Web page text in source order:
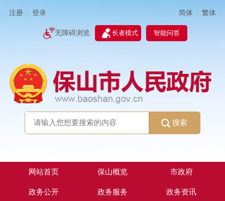
注册 登录 简体 | 繁体
无障碍浏览 长者模式 智能问答
搜索
网站首页 保山概览 市政府
政务公开 政务服务 政务资讯